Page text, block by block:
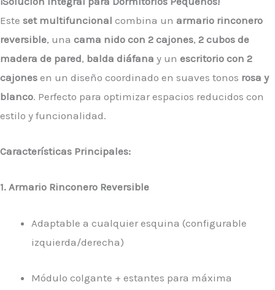
Este set multifuncional combina un armario rinconero
reversible, una cama nido con 2 cajones, 2 cubos de
madera de pared, balda diáfana y un escritorio con 2
cajones en un diseño coordinado en suaves tonos rosa y
blanco. Perfecto para optimizar espacios reducidos con
estilo y funcionalidad.
Características Principales:
1. Armario Rinconero Reversible
Adaptable a cualquier esquina (configurable
izquierda/derecha)
Módulo colgante + estantes para máxima